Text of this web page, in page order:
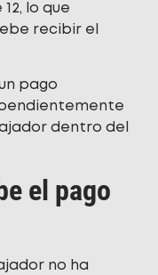
lo que
recibir el
pago
dentro del
el pago
no ha